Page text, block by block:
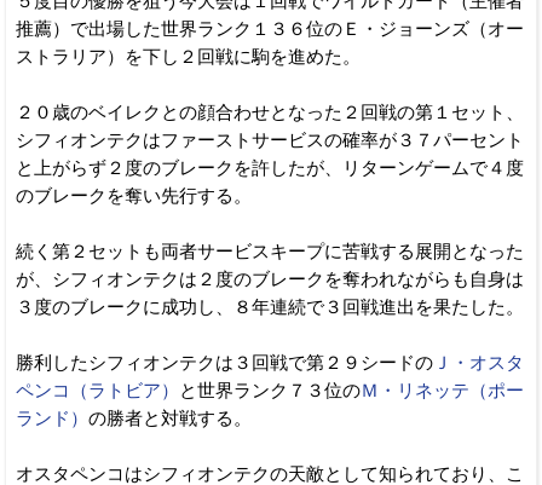
推薦）で出場した世界ランク１３６位のＥ・ジョーンズ（オー
ストラリア）を下し２回戦に駒を進めた。
２０歳のベイレクとの顔合わせとなった２回戦の第１セット、
シフィオンテクはファーストサービスの確率が３７パーセント
と上がらず２度のブレークを許したが、リターンゲームで４度
のブレークを奪い先行する。
続く第２セットも両者サービスキープに苦戦する展開となった
が、シフィオンテクは２度のブレークを奪われながらも自身は
３度のブレークに成功し、８年連続で３回戦進出を果たした。
勝利したシフィオンテクは３回戦で第２９シードの Ｊ・オスタ
ペンコ（ラトビア）
と世界ランク７３位のＭ・リネッテ（ポー
ランド） の勝者と対戦する。
オスタペンコはシフィオンテクの天敵として知られており、こ